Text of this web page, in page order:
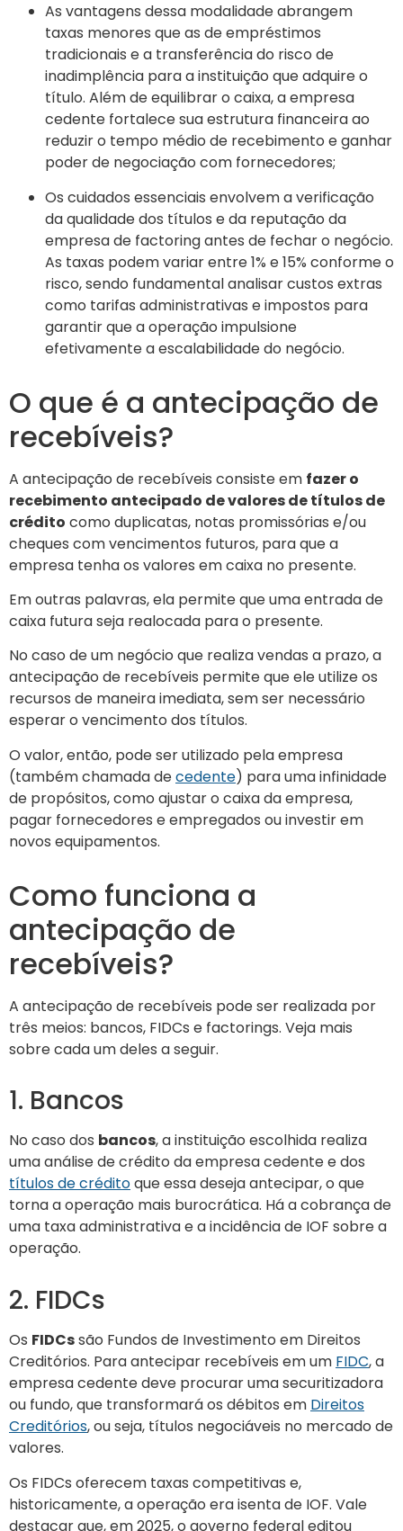
As vantagens dessa modalidade abrangem
taxas menores que as de empréstimos
tradicionais e a transferência do risco de
inadimplência para a instituição que adquire o
título. Além de equilibrar o caixa, a empresa
cedente fortalece sua estrutura financeira ao
reduzir o tempo médio de recebimento e ganhar
poder de negociação com fornecedores;
Os cuidados essenciais envolvem a verificação
da qualidade dos títulos e da reputação da
empresa de factoring antes de fechar o negócio.
As taxas podem variar entre 1% e 15% conforme o
risco, sendo fundamental analisar custos extras
como tarifas administrativas e impostos para
garantir que a operação impulsione
efetivamente a escalabilidade do negócio.
O que é a antecipação de
recebíveis?
A antecipação de recebíveis consiste em fazer o
recebimento antecipado de valores de títulos de
crédito como duplicatas, notas promissórias e/ou
cheques com vencimentos futuros, para que a
empresa tenha os valores em caixa no presente.
Em outras palavras, ela permite que uma entrada de
caixa futura seja realocada para o presente.
No caso de um negócio que realiza vendas a prazo, a
antecipação de recebíveis permite que ele utilize os
recursos de maneira imediata, sem ser necessário
esperar o vencimento dos títulos.
O valor, então, pode ser utilizado pela empresa
(também chamada decedente) para uma infinidade
de propósitos, como ajustar o caixa da empresa,
pagar fornecedores e empregados ou investir em
novos equipamentos.
Como funciona a
antecipação de
recebíveis?
A antecipação de recebíveis pode ser realizada por
três meios: bancos, FIDCs e factorings. Veja mais
sobre cada um deles a seguir.
1. Bancos
No caso dos bancos, a instituição escolhida realiza
uma análise de crédito da empresa cedente e dos
títulos de créditoque essa deseja antecipar, o que
torna a operação mais burocrática. Há a cobrança de
uma taxa administrativa e a incidência de IOF sobre a
operação.
2. FIDCs
Os FIDCssão Fundos de Investimento em Direitos
Creditórios. Para antecipar recebíveis em um FIDC, a
empresa cedente deve procurar uma securitizadora
ou fundo, que transformará os débitos em Direitos
Creditórios, ou seja, títulos negociáveis no mercado de
valores.
Os FIDCs oferecem taxas competitivas e,
historicamente, a operação era isenta de IOF. Vale
destacar que, em 2025, o governo federal editou